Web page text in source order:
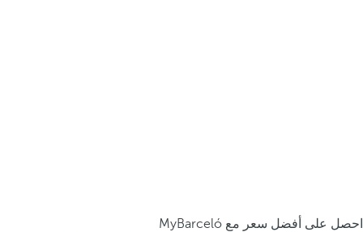
احصل على أفضل سعر مع MyBarceló